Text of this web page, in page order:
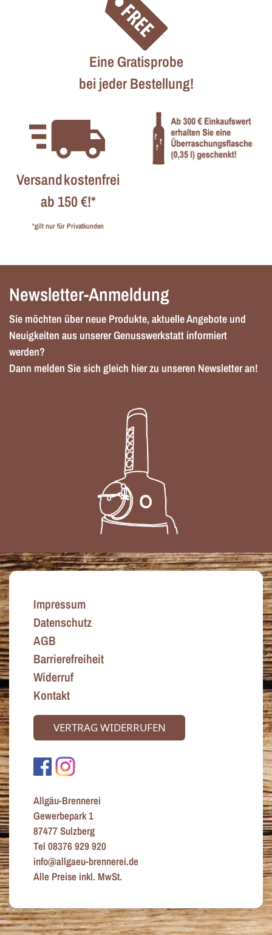
Eine Gratisprobe
bei jeder Bestellung!
Versandkostenfrei
ab 150 €!*
*gilt nur für Privatkunden
Newsletter-Anmeldung
Sie möchten über neue Produkte, aktuelle Angebote und
Neuigkeiten aus unserer Genusswerkstatt informiert
werden?
Dann melden Sie sich gleich hier zu unseren Newsletter an!
Impressum
Datenschutz
AGB
Barrierefreiheit
Widerruf
Kontakt
VERTRAG WIDERRUFEN
Allgäu-Brennerei
Gewerbepark 1
87477 Sulzberg
Tel 08376 929 920
info@allgaeu-brennerei.de
Alle Preise inkl. MwSt.